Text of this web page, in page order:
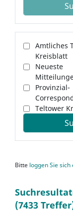
Amtliches
Kreisblatt
Neueste
Provinzial-
Teltower
Bitte loggen Sie sich
(7433